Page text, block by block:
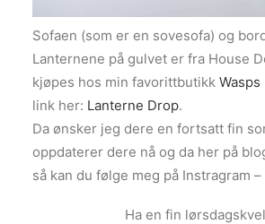
Sofaen (som er en sovesofa) og
Lanternene på gulvet er fra House
kjøpes hos min favorittbutikk Wasps
link her: Lanterne Drop.
Da ønsker jeg dere en fortsatt fin
oppdaterer dere nå og da her på
så kan du følge meg på Instragram –
Ha en fin